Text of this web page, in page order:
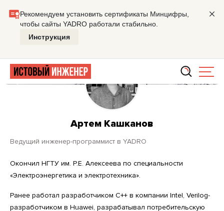
Главная Артем Кашканов
Артем Кашканов
ведущий инженер-программист в YADRO
Окончил НГТУ им. Р.Е. Алексеева по специальности
«Электроэнергетика и электротехника».
Ранее работал разработчиком C++ в компании Intel, Verilog-
разработчиком в Huawei, разрабатывал потребительскую